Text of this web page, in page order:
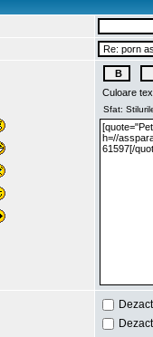
Culoare